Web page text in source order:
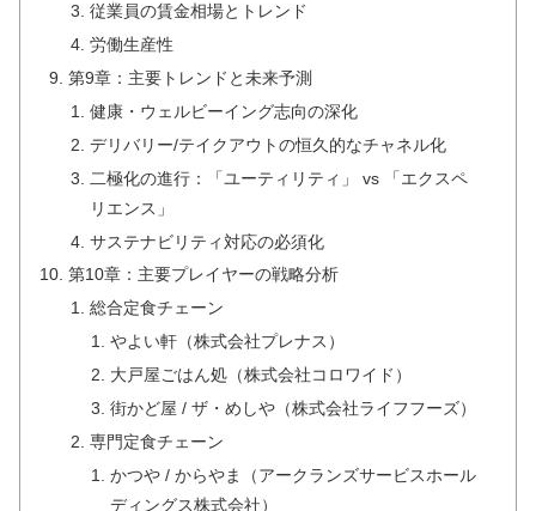
従業員の賃金相場とトレンド
労働生産性
第9章：主要トレンドと未来予測
健康・ウェルビーイング志向の深化
デリバリー/テイクアウトの恒久的なチャネル化
二極化の進行：「ユーティリティ」 vs 「エクスペ
リエンス」
サステナビリティ対応の必須化
第10章：主要プレイヤーの戦略分析
総合定食チェーン
やよい軒（株式会社プレナス）
大戸屋ごはん処（株式会社コロワイド）
街かど屋 / ザ・めしや（株式会社ライフフーズ）
専門定食チェーン
かつや / からやま（アークランズサービスホール
ディングス株式会社）